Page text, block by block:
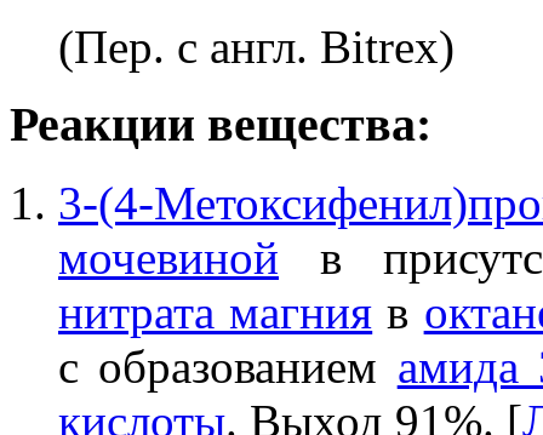
(Пер. с англ. Bitrex)
Реакции вещества:
3-(4-
мочевиной в
нитрата магния в
с образованием амида
кислоты. Выход 91%. [